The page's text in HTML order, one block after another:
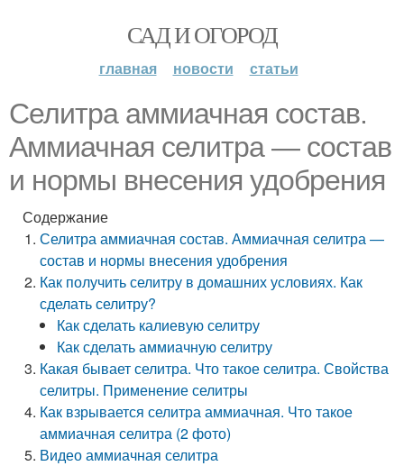
САД И ОГОРОД
главная новости статьи
Селитра аммиачная состав.
Аммиачная селитра — состав
и нормы внесения удобрения
Содержание
Селитра аммиачная состав. Аммиачная селитра —
состав и нормы внесения удобрения
Как получить селитру в домашних условиях. Как
сделать селитру?
Как сделать калиевую селитру
Как сделать аммиачную селитру
Какая бывает селитра. Что такое селитра. Свойства
селитры. Применение селитры
Как взрывается селитра аммиачная. Что такое
аммиачная селитра (2 фото)
Видео аммиачная селитра